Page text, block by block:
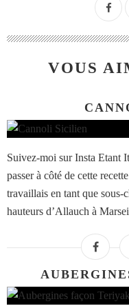
VOUS
Suivez-moi sur Insta Etant
passer à côté de cette
travaillais en tant que sous-
hauteurs d’Allauch à